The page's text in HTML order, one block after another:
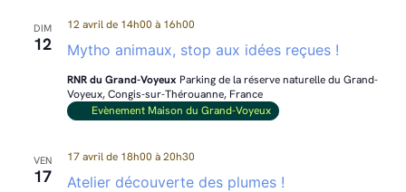
DIM
12 Mytho animaux, stop aux idées reçues !
12 avril de 14h00 à 16h00
RNR du Grand-Voyeux Parking de la réserve naturelle du Grand-
Voyeux, Congis-sur-Thérouanne, France
Evènement Maison du Grand-Voyeux
VEN
17 Atelier découverte des plumes !
17 avril de 18h00 à20h30